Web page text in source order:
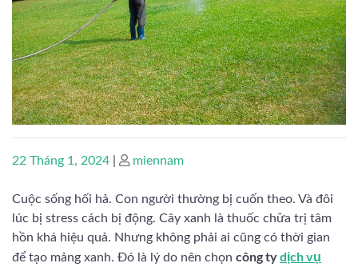
Posted
22 Tháng 1, 2024
Posted
miennam
Cuộc sống hối hả. Con người thường bị cuốn theo. Và đôi
lúc bị stress cách bị động. Cây xanh là thuốc chữa trị tâm
hồn khá hiệu quả. Nhưng không phải ai cũng có thời gian
để tạo mảng xanh. Đó là lý do nên chọn công tydịch vụ